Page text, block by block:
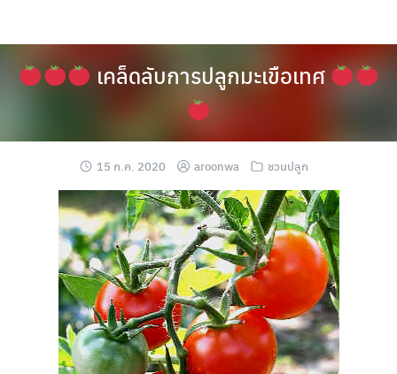
เคล็ดลับการปลูกมะเขือเทศ
15 ก.ค. 2020 aroonwa ชวนปลูก